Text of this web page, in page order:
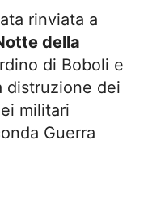
rinviata a
della
di Boboli e
distruzione dei
militari
Guerra